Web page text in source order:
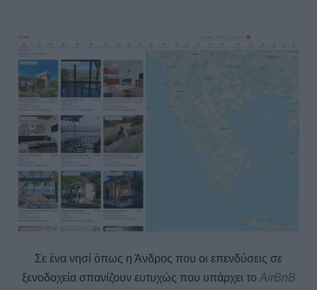
Σε ένα νησί όπως η Άνδρος που οι επενδύσεις σε
ξενοδοχεία σπανίζουν ευτυχώς που υπάρχει το AirBnB